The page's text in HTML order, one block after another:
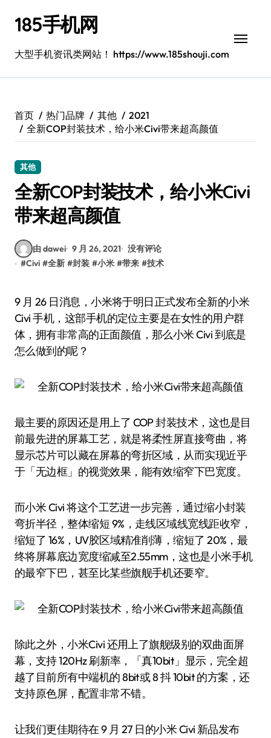
185手机网
大型手机资讯类网站！ https://www.185shouji.com
首页 热门品牌 其他
2021
全新COP封装技术，给小米Civi带来超高颜值
其他
全新COP封装技术，给小米Civi
带来超高颜值
由 dawei 9 月 26, 2021 没有评论
#Civi #全新 #封装 #小米 #带来 #技术
9 月 26 日消息，小米将于明日正式发布全新的小米
Civi 手机，这部手机的定位主要是在女性的用户群
体，拥有非常高的正面颜值，那么小米 Civi 到底是
怎么做到的呢？
最主要的原因还是用上了 COP 封装技术，这也是目
前最先进的屏幕工艺，就是将柔性屏直接弯曲，将
显示芯片可以藏在屏幕的弯折区域，从而实现近乎
于「无边框」的视觉效果，能有效缩窄下巴宽度。
而小米 Civi 将这个工艺进一步完善，通过缩小封装
弯折半径，整体缩短 9%，走线区域线宽线距收窄，
缩短了 16%，UV胶区域精准削薄，缩短了 20%，最
终将屏幕底边宽度缩减至2.55mm，这也是小米手机
的最窄下巴，甚至比某些旗舰手机还要窄。
除此之外，小米Civi 还用上了旗舰级别的双曲面屏
幕，支持 120Hz 刷新率，「真10bit」显示，完全超
越了目前所有中端机的 8bit或 8 抖 10bit 的方案，还
支持原色屏，配置非常不错。
让我们更佳期待在 9 月 27 日的小米 Civi 新品发布